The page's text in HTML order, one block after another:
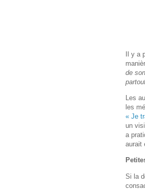
Il y a
de
Les
les
« Je
un
a
aurait
Si la